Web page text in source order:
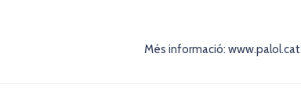
Més informació: www.palol.cat